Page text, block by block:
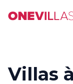
Villas